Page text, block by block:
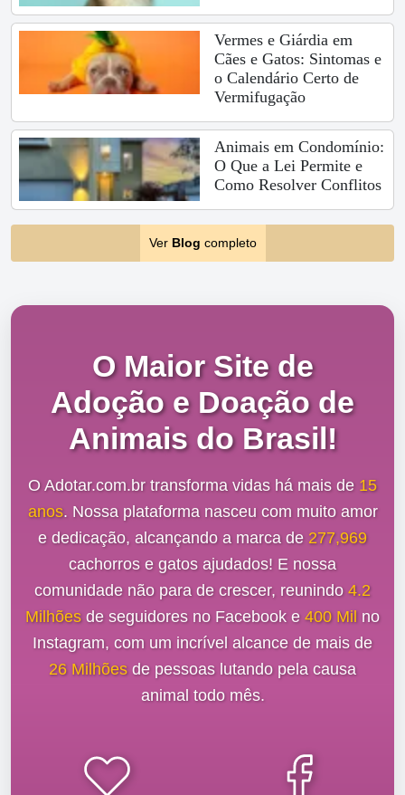
Vermes e Giárdia em
Cães e Gatos: Sintomas e
o Calendário Certo de
Vermifugação
Animais em Condomínio:
O Que a Lei Permite e
Como Resolver Conflitos
Ver Blog completo
O Maior Site de
Adoção e Doação de
Animais do Brasil!
O Adotar.com.br transforma vidas há mais de 15
anos. Nossa plataforma nasceu com muito amor
e dedicação, alcançando a marca de 277,969
cachorros e gatos ajudados! E nossa
comunidade não para de crescer, reunindo 4.2
Milhõesde seguidores no Facebook e 400 Mil no
Instagram, com um incrível alcance de mais de
26 Milhõesde pessoas lutando pela causa
animal todo mês.